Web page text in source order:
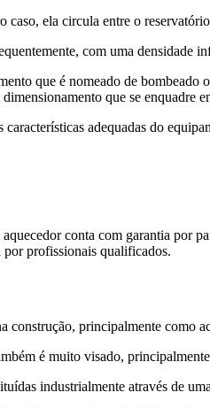
ela circula entre o
com uma densidade
que é nomeado de
que se enquadre
adequadas do
conta com garantia por
por profissionais qualificados.
construção, principalmente como
é muito visado,
industrialmente através de